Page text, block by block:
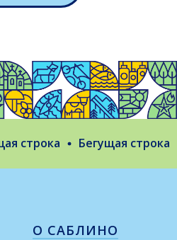
строка Бегущая строка
О САБЛИНО